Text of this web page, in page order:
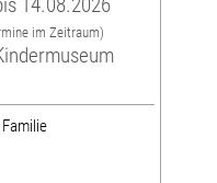
14.08.2026
im Zeitraum)